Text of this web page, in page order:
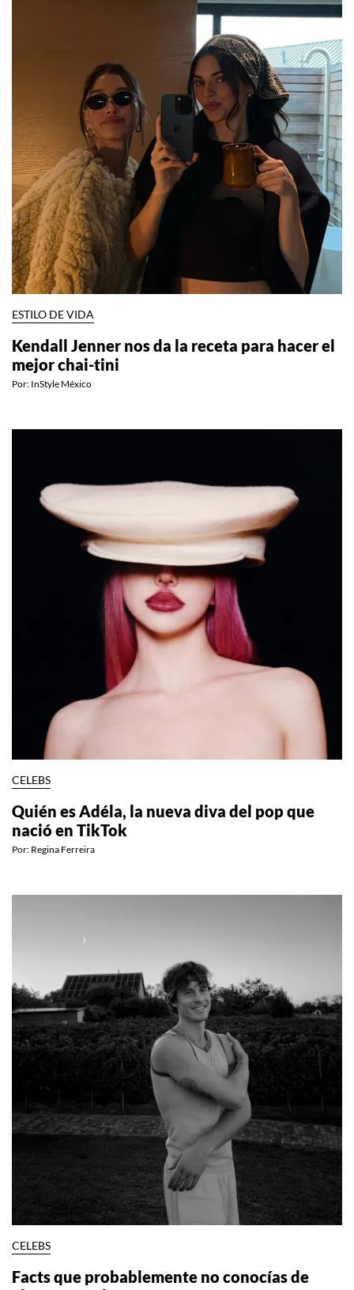
ESTILO DE VIDA
Kendall Jenner nos da la receta para hacer el
mejor chai-tini
Por: InStyle México
CELEBS
Quién es Adéla, la nueva diva del pop que
nació en TikTok
Por: Regina Ferreira
CELEBS
Facts que probablemente no conocías de